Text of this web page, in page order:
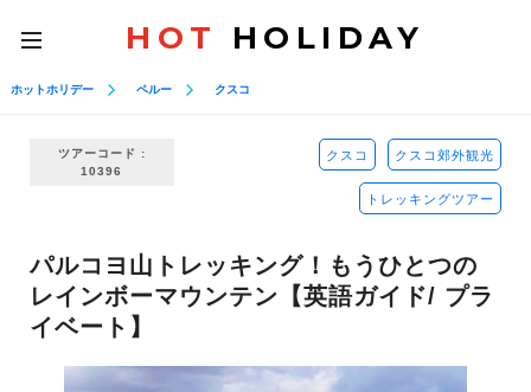
toggle
navigation
HOT HOLIDAY
ホットホリデー ペルー クスコ
ツアーコード :
10396
クスコ クスコ郊外観光
トレッキングツアー
パルコヨ山トレッキング！もうひとつの
レインボーマウンテン【英語ガイド/ プラ
イベート】